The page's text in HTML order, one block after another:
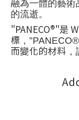
融為一體的藝術
的流逝。
"PANECO®"是
標 ，
而變化的材料 ，